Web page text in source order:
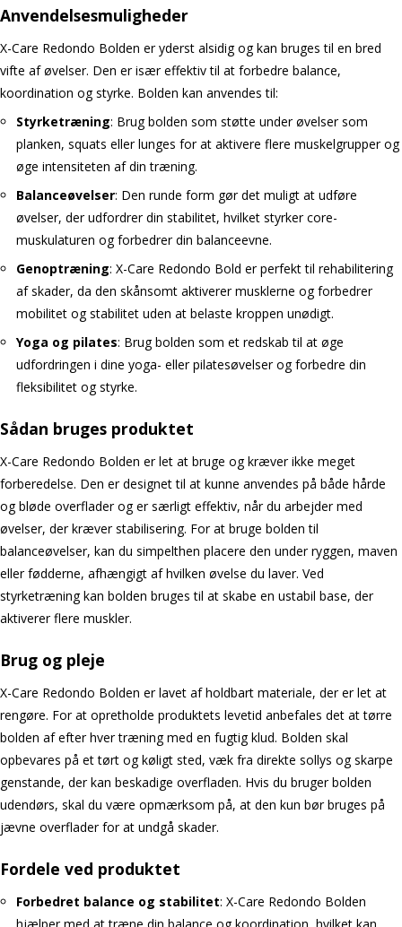
Anvendelsesmuligheder
X-Care Redondo Bolden er yderst alsidig og kan bruges til en bred
vifte af øvelser. Den er især effektiv til at forbedre balance,
koordination og styrke. Bolden kan anvendes til:
Styrketræning: Brug bolden som støtte under øvelser som
planken, squats eller lunges for at aktivere flere muskelgrupper og
øge intensiteten af din træning.
Balanceøvelser: Den runde form gør det muligt at udføre
øvelser, der udfordrer din stabilitet, hvilket styrker core-
muskulaturen og forbedrer din balanceevne.
Genoptræning: X-Care Redondo Bold er perfekt til rehabilitering
af skader, da den skånsomt aktiverer musklerne og forbedrer
mobilitet og stabilitet uden at belaste kroppen unødigt.
Yoga og pilates: Brug bolden som et redskab til at øge
udfordringen i dine yoga- eller pilatesøvelser og forbedre din
fleksibilitet og styrke.
Sådan bruges produktet
X-Care Redondo Bolden er let at bruge og kræver ikke meget
forberedelse. Den er designet til at kunne anvendes på både hårde
og bløde overflader og er særligt effektiv, når du arbejder med
øvelser, der kræver stabilisering. For at bruge bolden til
balanceøvelser, kan du simpelthen placere den under ryggen, maven
eller fødderne, afhængigt af hvilken øvelse du laver. Ved
styrketræning kan bolden bruges til at skabe en ustabil base, der
aktiverer flere muskler.
Brug og pleje
X-Care Redondo Bolden er lavet af holdbart materiale, der er let at
rengøre. For at opretholde produktets levetid anbefales det at tørre
bolden af efter hver træning med en fugtig klud. Bolden skal
opbevares på et tørt og køligt sted, væk fra direkte sollys og skarpe
genstande, der kan beskadige overfladen. Hvis du bruger bolden
udendørs, skal du være opmærksom på, at den kun bør bruges på
jævne overflader for at undgå skader.
Fordele ved produktet
Forbedret balance og stabilitet: X-Care Redondo Bolden